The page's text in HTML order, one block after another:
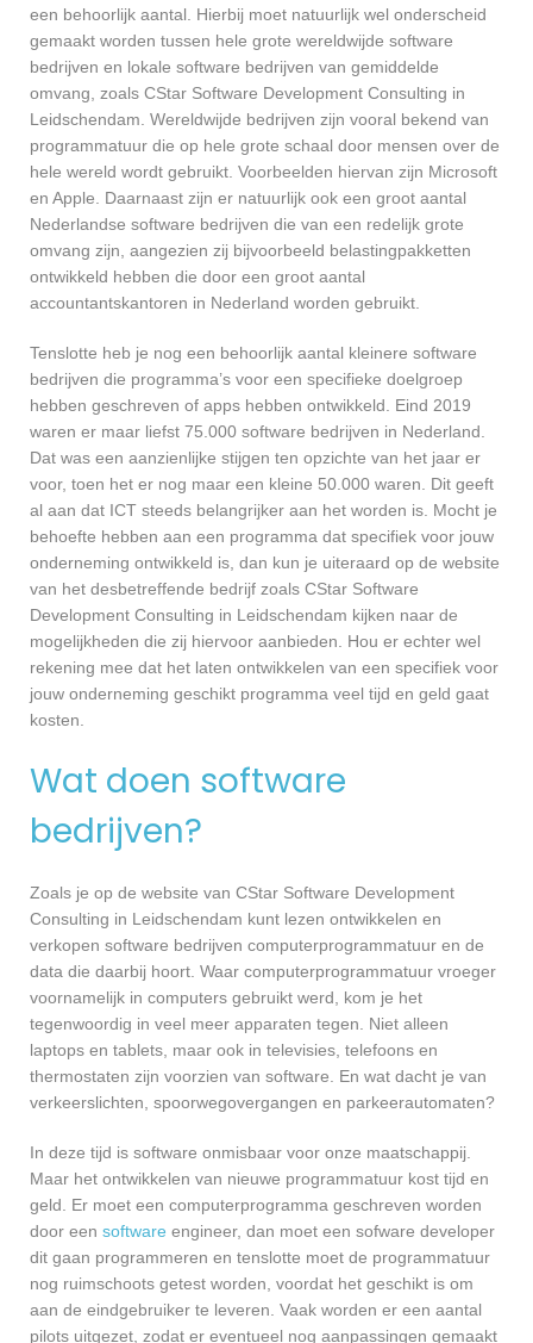
een behoorlijk aantal. Hierbij moet natuurlijk wel onderscheid
gemaakt worden tussen hele grote wereldwijde software
bedrijven en lokale software bedrijven van gemiddelde
omvang, zoals CStar Software Development Consulting in
Leidschendam. Wereldwijde bedrijven zijn vooral bekend van
programmatuur die op hele grote schaal door mensen over de
hele wereld wordt gebruikt. Voorbeelden hiervan zijn Microsoft
en Apple. Daarnaast zijn er natuurlijk ook een groot aantal
Nederlandse software bedrijven die van een redelijk grote
omvang zijn, aangezien zij bijvoorbeeld belastingpakketten
ontwikkeld hebben die door een groot aantal
accountantskantoren in Nederland worden gebruikt.
Tenslotte heb je nog een behoorlijk aantal kleinere software
bedrijven die programma’s voor een specifieke doelgroep
hebben geschreven of apps hebben ontwikkeld. Eind 2019
waren er maar liefst 75.000 software bedrijven in Nederland.
Dat was een aanzienlijke stijgen ten opzichte van het jaar er
voor, toen het er nog maar een kleine 50.000 waren. Dit geeft
al aan dat ICT steeds belangrijker aan het worden is. Mocht je
behoefte hebben aan een programma dat specifiek voor jouw
onderneming ontwikkeld is, dan kun je uiteraard op de website
van het desbetreffende bedrijf zoals CStar Software
Development Consulting in Leidschendam kijken naar de
mogelijkheden die zij hiervoor aanbieden. Hou er echter wel
rekening mee dat het laten ontwikkelen van een specifiek voor
jouw onderneming geschikt programma veel tijd en geld gaat
kosten.
Wat doen software
bedrijven?
Zoals je op de website van CStar Software Development
Consulting in Leidschendam kunt lezen ontwikkelen en
verkopen software bedrijven computerprogrammatuur en de
data die daarbij hoort. Waar computerprogrammatuur vroeger
voornamelijk in computers gebruikt werd, kom je het
tegenwoordig in veel meer apparaten tegen. Niet alleen
laptops en tablets, maar ook in televisies, telefoons en
thermostaten zijn voorzien van software. En wat dacht je van
verkeerslichten, spoorwegovergangen en parkeerautomaten?
In deze tijd is software onmisbaar voor onze maatschappij.
Maar het ontwikkelen van nieuwe programmatuur kost tijd en
geld. Er moet een computerprogramma geschreven worden
door een software engineer, dan moet een sofware developer
dit gaan programmeren en tenslotte moet de programmatuur
nog ruimschoots getest worden, voordat het geschikt is om
aan de eindgebruiker te leveren. Vaak worden er een aantal
pilots uitgezet, zodat er eventueel nog aanpassingen gemaakt